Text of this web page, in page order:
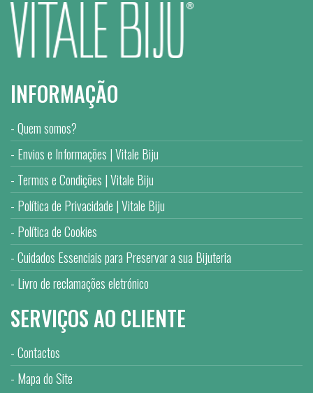
INFORMAÇÃO
Quem somos?
Envios e Informações | Vitale Biju
Termos e Condições | Vitale Biju
Política de Privacidade | Vitale Biju
Política de Cookies
Cuidados Essenciais para Preservar a sua Bijuteria
Livro de reclamações eletrónico
SERVIÇOS AO CLIENTE
Contactos
Mapa do Site